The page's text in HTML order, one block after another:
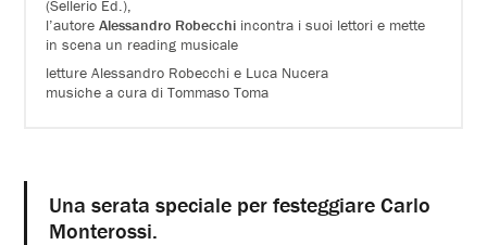
(Sellerio Ed.),
l’autoreAlessandro Robecchi incontra i suoi lettori e mette
in scena un reading musicale
letture Alessandro Robecchi e Luca Nucera
musiche a cura di Tommaso Toma
Una serata speciale per festeggiare Carlo
Monterossi.